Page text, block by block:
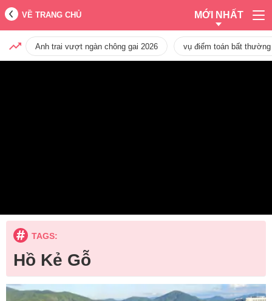
VỀ TRANG CHỦ MỚI NHẤT
Anh trai vượt ngàn chông gai 2026 vụ điểm toán bất
TAGS:
Hồ Kẻ Gỗ